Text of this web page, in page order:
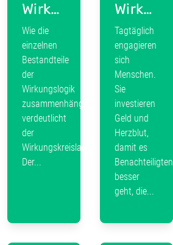
Wirkungskreislauf
Wie die
einzelnen
Bestandteile
der
Wirkungslogik
zusammenhängen,
verdeutlicht
der
Wirkungskreislauf:
Der...
Wirkungstreppe
Tagtäglich
engagieren
sich
Menschen.
Sie
investieren
Geld und
Herzblut,
damit es
Benachteiligten
besser
geht, die...